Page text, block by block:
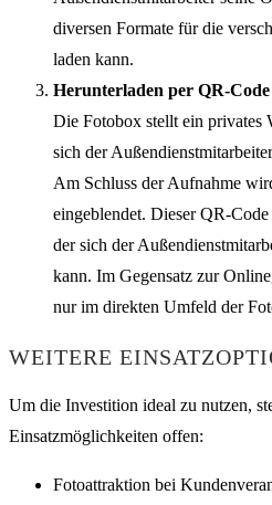
diversen Formate für die
laden kann.
Herunterladen per QR-
Die Fotobox stellt ein
sich der
Am Schluss der Aufnahme
eingeblendet. Dieser QR-
der sich der
kann. Im Gegensatz zur
nur im direkten Umfeld der
WEITERE
Um die Investition ideal zu nutzen,
Einsatzmöglichkeiten offen:
Fotoattraktion bei